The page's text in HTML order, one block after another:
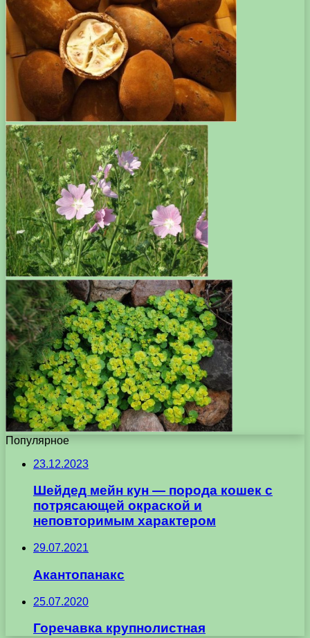
Популярное
23.12.2023
Шейдед мейн кун — порода кошек с
потрясающей окраской и
неповторимым характером
29.07.2021
Акантопанакс
25.07.2020
Горечавка крупнолистная